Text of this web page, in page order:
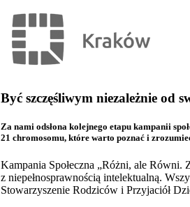
Być szczęśliwym niezależnie od
Za nami odsłona kolejnego etapu kampanii
21 chromosomu, które warto poznać i
Kampania Społeczna „Różni, ale Równi.
z niepełnosprawnością intelektualną.
Stowarzyszenie Rodziców i Przyjaciół